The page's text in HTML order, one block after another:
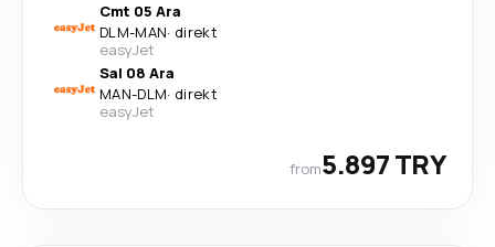
Cmt 05 Ara
DLM-MAN· direkt
easyJet
Sal 08 Ara
MAN-DLM· direkt
easyJet
from5.897 TRY